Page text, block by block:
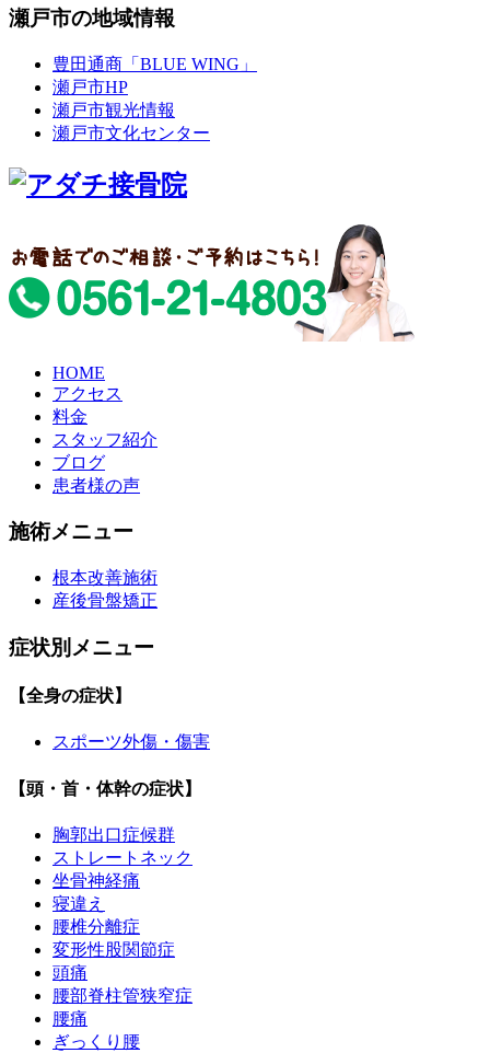
瀬戸市の地域情報
豊田通商「BLUE WING」
瀬戸市HP
瀬戸市観光情報
瀬戸市文化センター
HOME
アクセス
料金
スタッフ紹介
ブログ
患者様の声
施術メニュー
根本改善施術
産後骨盤矯正
症状別メニュー
【全身の症状】
スポーツ外傷・傷害
【頭・首・体幹の症状】
胸郭出口症候群
ストレートネック
坐骨神経痛
寝違え
腰椎分離症
変形性股関節症
頭痛
腰部脊柱管狭窄症
腰痛
ぎっくり腰